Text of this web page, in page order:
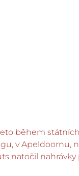
během
v
natočil